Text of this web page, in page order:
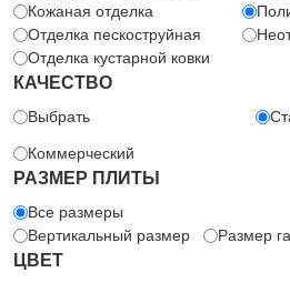
Кожаная отделка
Отделка пескоструйная
Отделка кустарной ковки
КАЧЕСТВО
Выбрать
Коммерческий
РАЗМЕР ПЛИТЫ
Все размеры
Вертикальный размер
Размер
ЦВЕТ